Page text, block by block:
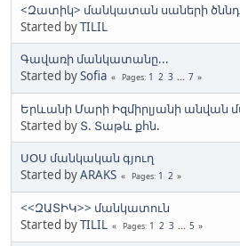
<Զատիկ> մանկատան սաների
Started byTILIL
Գավառի մանկատանը...
Started bySofia Pages 1 2 3 ... 7
Երևանի Մարի Իզմիրլյանի
Started by Տ. Տաթև քհն.
ՍՕՍ մանկական գյուղ
Started byARAKS Pages 1 2
<<ԶԱՏԻԿ>> մանկատուն
Started byTILIL Pages 1 2 3 ... 5